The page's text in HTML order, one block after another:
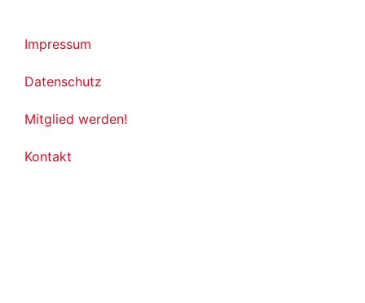
Impressum
Datenschutz
Mitglied werden!
Kontakt